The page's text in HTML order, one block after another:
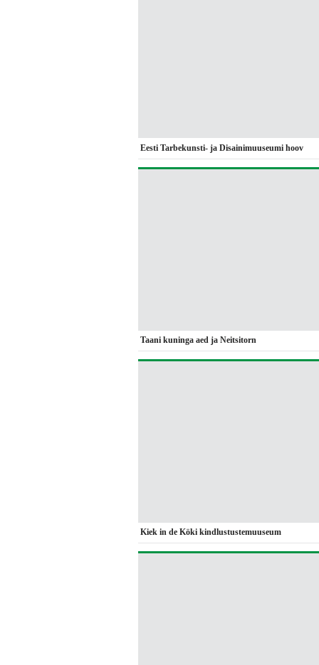
Eesti Tarbekunsti- ja Disainimuuseumi hoov
Taani kuninga aed ja Neitsitorn
Kiek in de Köki kindlustustemuuseum